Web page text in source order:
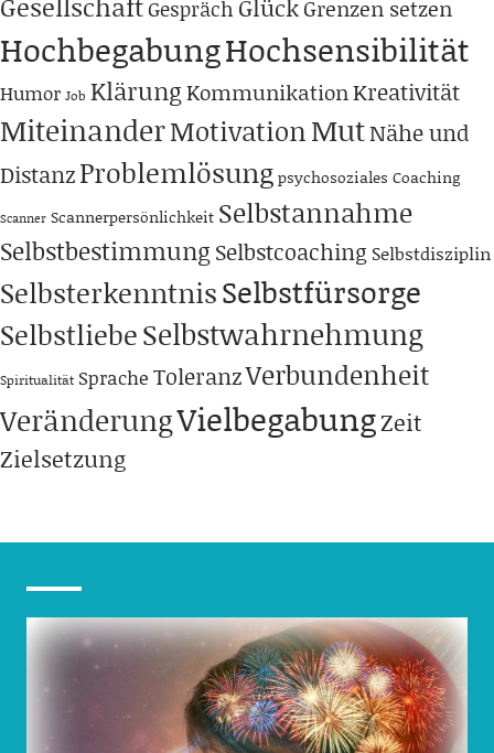
Gespräch GlückGrenzen setzen
HochbegabungHochsensibilität
Humor Job KlärungKommunikationKreativität
MiteinanderMotivationMutNähe und
DistanzProblemlösungpsychosoziales Coaching
Scanner Scannerpersönlichkeit Selbstannahme
Selbstbestimmung Selbstcoaching Selbstdisziplin
SelbsterkenntnisSelbstfürsorge
SelbstliebeSelbstwahrnehmung
Spiritualität Sprache ToleranzVerbundenheit
VeränderungVielbegabungZeit
Zielsetzung